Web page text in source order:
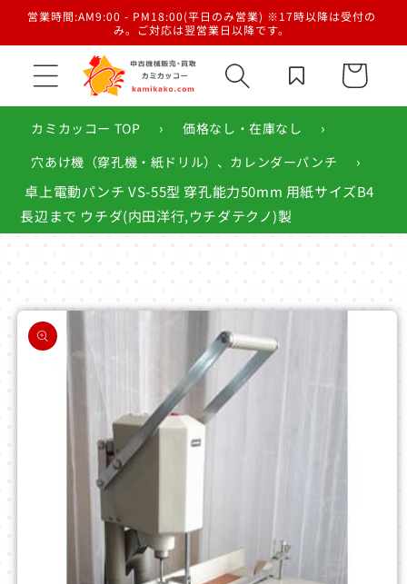
ンツに
営業時間:AM9:00 - PM18:00(平日のみ営業) ※17時以降は受付の
み。ご対応は翌営業日以降です。
カ
ー
カミカッコー TOP
› 価格なし・在庫なし ›
穴あけ機（穿孔機・紙ドリル）、カレンダーパンチ
›
卓上電動パンチ VS-55型 穿孔能力50mm 用紙サイズB4
長辺まで ウチダ(内田洋行,ウチダテクノ)製
商品情
報にス
キップ